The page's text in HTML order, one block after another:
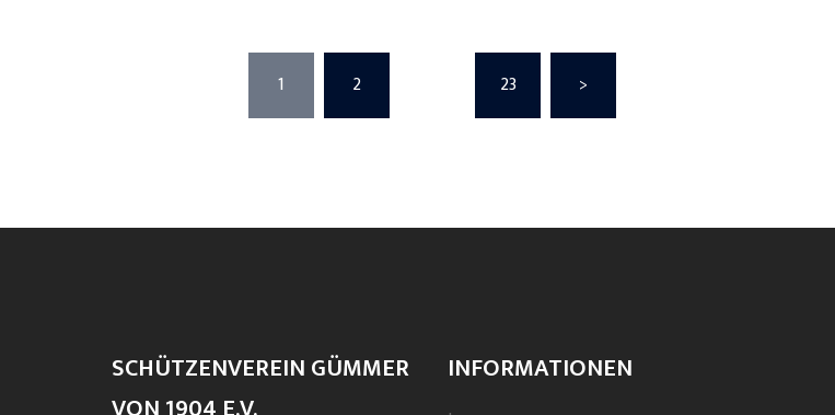
Seitennummerierung
der
1 2 23 >
SCHÜTZENVEREIN GÜMMER
INFORMATIONEN